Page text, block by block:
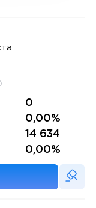
0
0,00%
14 634
0,00%